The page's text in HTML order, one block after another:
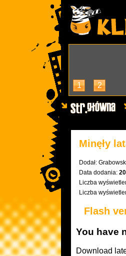
1 2
Minęły
Dodał:
Data dodania:
Liczba
Liczba
Flash
You have
Download